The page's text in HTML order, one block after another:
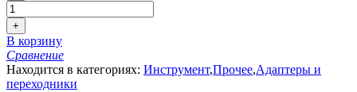
+
В корзину
Сравнение
Находится в категориях: Инструмент,Прочее,Адаптеры и
переходники